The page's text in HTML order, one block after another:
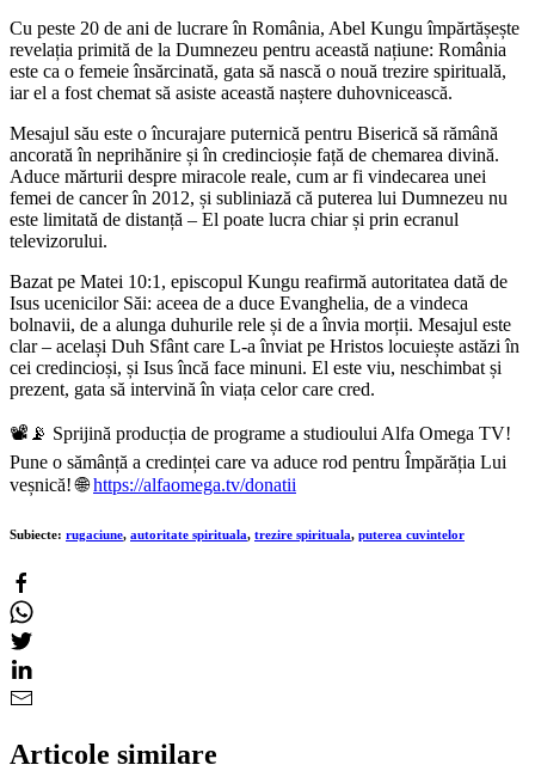
Cu peste 20 de ani de lucrare în România, Abel Kungu împărtășește
revelația primită de la Dumnezeu pentru această națiune: România
este ca o femeie însărcinată, gata să nască o nouă trezire spirituală,
iar el a fost chemat să asiste această naștere duhovnicească.
Mesajul său este o încurajare puternică pentru Biserică să rămână
ancorată în neprihănire și în credincioșie față de chemarea divină.
Aduce mărturii despre miracole reale, cum ar fi vindecarea unei
femei de cancer în 2012, și subliniază că puterea lui Dumnezeu nu
este limitată de distanță – El poate lucra chiar și prin ecranul
televizorului.
Bazat pe Matei 10:1, episcopul Kungu reafirmă autoritatea dată de
Isus ucenicilor Săi: aceea de a duce Evanghelia, de a vindeca
bolnavii, de a alunga duhurile rele și de a învia morții. Mesajul este
clar – același Duh Sfânt care L-a înviat pe Hristos locuiește astăzi în
cei credincioși, și Isus încă face minuni. El este viu, neschimbat și
prezent, gata să intervină în viața celor care cred.
📽️📡 Sprijină producția de programe a studioului Alfa Omega TV!
Pune o sămânță a credinței care va aduce rod pentru Împărăția Lui
veșnică! 🌐https://alfaomega.tv/donatii
Subiecte: rugaciune, autoritate spirituala, trezire spirituala, puterea cuvintelor
Articole similare